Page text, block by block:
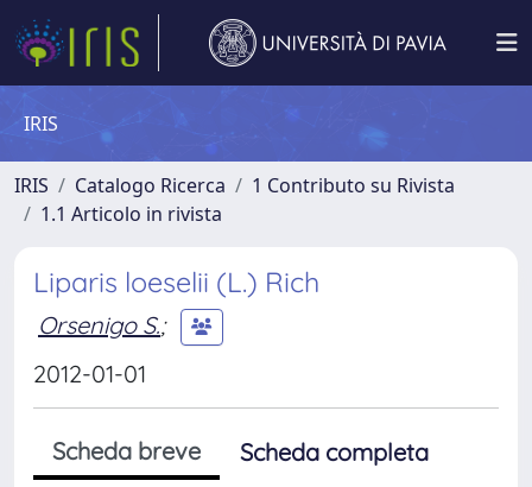
IRIS
IRIS Catalogo Ricerca
1 Contributo su Rivista
1.1 Articolo in rivista
Liparis loeselii (L.) Rich
Orsenigo S.;
2012-01-01
Scheda breve
Scheda completa